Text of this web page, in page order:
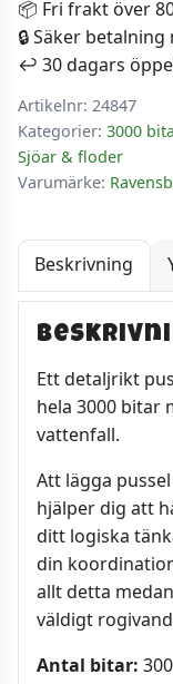
📦 Fri frakt över
🔒 Säker
↩️ 30 dagars
Artikelnr: 24847
Kategorier: 3000
Sjöar & floder
Varumärke:
Beskrivning
Ett detaljrikt
hela 3000 bitar
vattenfall.
Att lägga
hjälper dig att
ditt logiska
din
allt detta
väldigt
Antal bitar: